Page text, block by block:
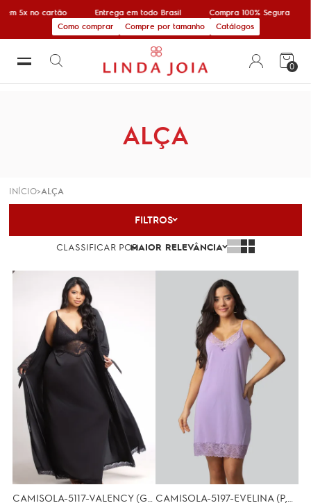
5x no cartão Entrega em todo Brasil Compra 100% Segura
Como comprar
Compre por tamanho Catálogos
0
ALÇA
INÍCIO ALÇA
CLASSIFICAR PORMAIOR RELEVÂNCIA
FILTROS